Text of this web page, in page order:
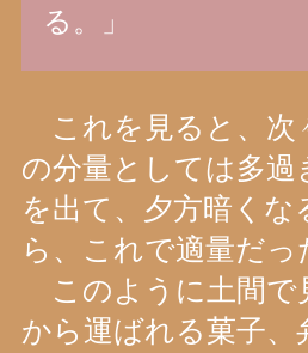
る。」
これを見ると、次
の分量としては多
を出て、夕方暗く
ら、これで適量だっ
このように土間で
から運ばれる菓子